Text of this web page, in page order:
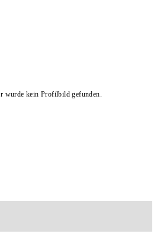
wurde kein Profilbild gefunden.